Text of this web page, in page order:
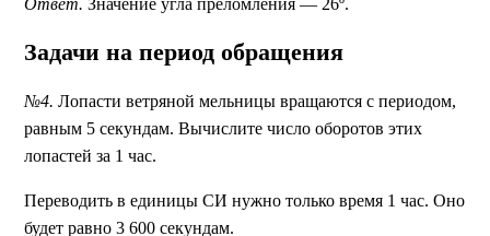
Задачи на период обращения
№4. Лопасти ветряной мельницы вращаются с периодом,
равным 5 секундам. Вычислите число оборотов этих
лопастей за 1 час.
Переводить в единицы СИ нужно только время 1 час. Оно
будет равно 3 600 секундам.